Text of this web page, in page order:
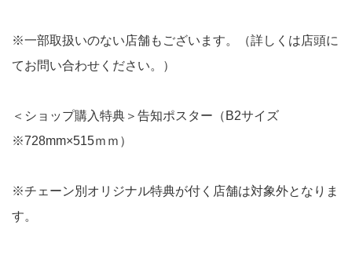
※一部取扱いのない店舗もございます。（詳しくは店頭に
てお問い合わせください。）
＜ショップ購入特典＞告知ポスター（B2サイズ
※728mm×515ｍｍ）
※チェーン別オリジナル特典が付く店舗は対象外となりま
す。